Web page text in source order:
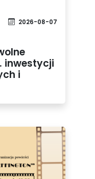
2026-08-07
inwestycji
i